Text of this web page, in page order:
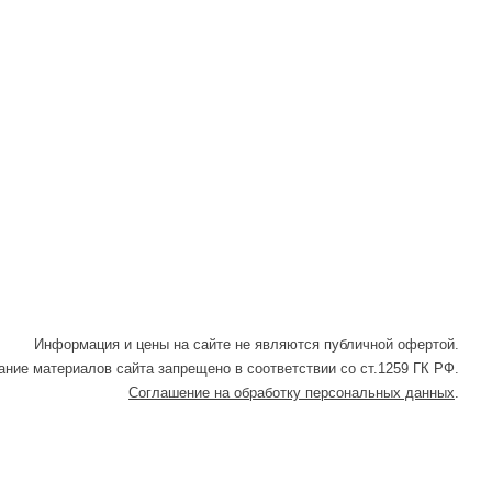
Информация и цены на сайте не являются публичной офертой.
материалов сайта запрещено в соответствии со ст.1259 ГК РФ.
Соглашение на обработку персональных данных.